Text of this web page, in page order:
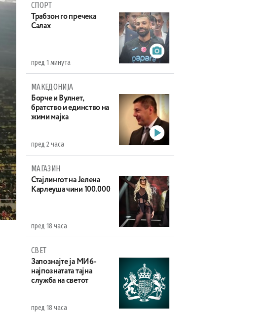
СПОРТ
Трабзон го пречека
Салах
пред 1 минута
МАКЕДОНИЈА
Борче и Вулнет,
братство и единство на
жими мајка
пред 2 часа
МАГАЗИН
Стајлингот на Јелена
Карлеуша чини 100.000
пред 18 часа
СВЕТ
Запознајте ја МИ6-
најпознатата тајна
служба на светот
пред 18 часа